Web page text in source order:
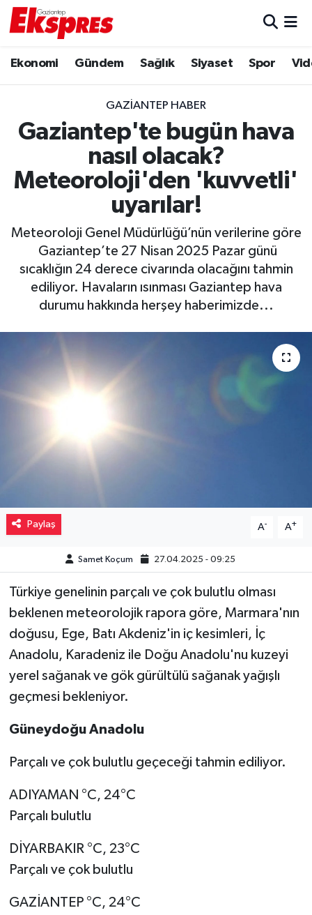
Ekonomi Gündem Sağlık Siyaset Spor
GAZIANTEP HABER
Gaziantep'te bugün hava
nasıl olacak?
Meteoroloji'den 'kuvvetli'
uyarılar!
Meteoroloji Genel Müdürlüğü’nün verilerine göre
Gaziantep’te 27 Nisan 2025 Pazar günü
sıcaklığın 24 derece civarında olacağını tahmin
ediliyor. Havaların ısınması Gaziantep hava
durumu hakkında herşey haberimizde...
Paylaş A- A+
Samet Koçum 27.04.2025 - 09:25
Türkiye genelinin parçalı ve çok bulutlu olması
beklenen meteorolojik rapora göre, Marmara'nın
doğusu, Ege, Batı Akdeniz'in iç kesimleri, İç
Anadolu, Karadeniz ile Doğu Anadolu'nu kuzeyi
yerel sağanak ve gök gürültülü sağanak yağışlı
geçmesi bekleniyor.
Güneydoğu Anadolu
Parçalı ve çok bulutlu geçeceği tahmin ediliyor.
ADIYAMAN °C, 24°C
Parçalı bulutlu
DİYARBAKIR °C, 23°C
Parçalı ve çok bulutlu
GAZİANTEP °C, 24°C
Ekonomi
Gaziantep son dakika
Haberler
Kültür Sanat
Magazin
Piyasa
Resmi İlanlar
Sağlık
Siyaset
Teknoloji
Video Haber
Yaşam
Yeme-İçme
Yemek
Trafik Durumu
Puan Durumu ve Fikstür
Tüm Manşetler
Son Dakika Haberleri
Haber Arşivi